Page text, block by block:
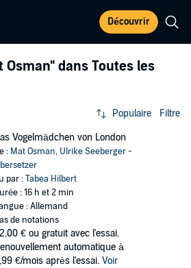
Découvrir
Osman" dans Toutes les
Populaire Filtre
Vogelmädchen von London
: Mat Osman, Ulrike Seeberger -
par :Tabea Hilbert
: 16 h et 2 min
: Allemand
de notations
€ ou gratuit avec l'essai.
automatique à
€/mois après l'essai. Voir